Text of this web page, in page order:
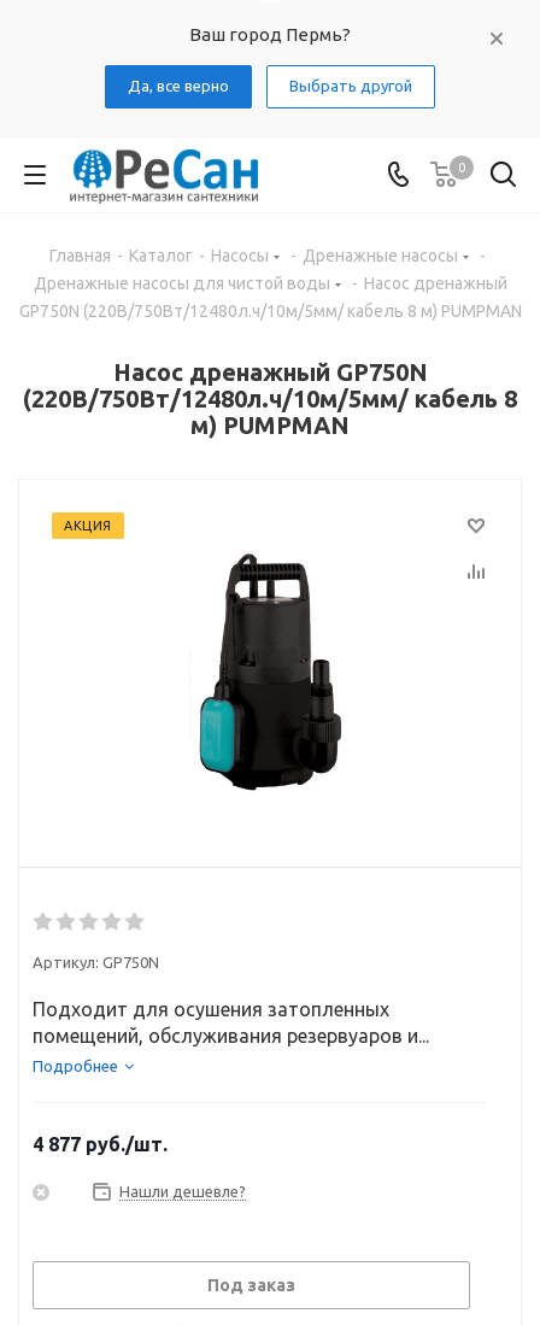
Ваш город Пермь?
Да, все верно Выбрать другой
0
Главная - Каталог - Насосы - Дренажные насосы
-
Дренажные насосы для чистой воды
- Насос дренажный
GP750N (220В/750Вт/12480л.ч/10м/5мм/ кабель 8 м) PUMPMAN
Насос дренажный GP750N
(220В/750Вт/12480л.ч/10м/5мм/ кабель 8
м) PUMPMAN
АКЦИЯ
Артикул: GP750N
Подходит для осушения затопленных
помещений, обслуживания резервуаров и...
Подробнее
4 877 руб./шт.
Нашли дешевле?
Под заказ